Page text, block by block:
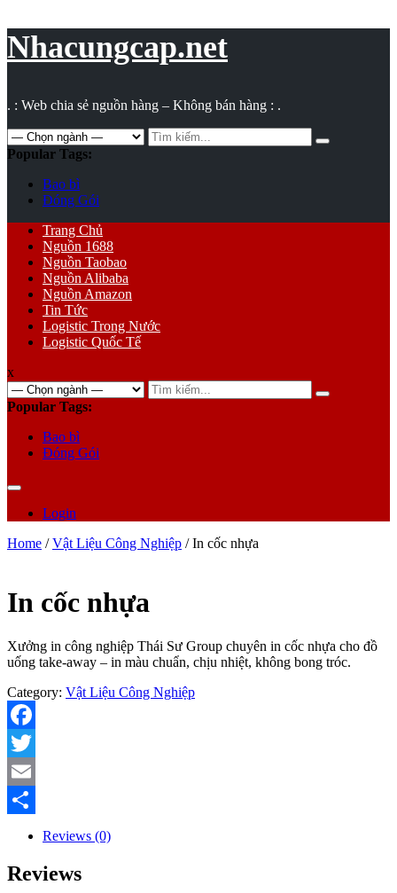
Nhacungcap.net
. : Web chia sẻ nguồn hàng – Không bán hàng : .
Search
for:
Popular Tags:
Bao bì
Đóng Gói
Primary
Menu
Trang Chủ
Nguồn 1688
Nguồn Taobao
Nguồn Alibaba
Nguồn Amazon
Tin Tức
Logistic Trong Nước
Logistic Quốc Tế
x
Search
for:
Popular Tags:
Bao bì
Đóng Gói
Login
Home /Vật Liệu Công Nghiệp / In cốc nhựa
In cốc nhựa
Xưởng in công nghiệp Thái Sư Group chuyên in cốc nhựa cho đồ
uống take-away – in màu chuẩn, chịu nhiệt, không bong tróc.
Category: Vật Liệu Công Nghiệp
Facebook
Twitter
Email
Reviews (0)
Reviews